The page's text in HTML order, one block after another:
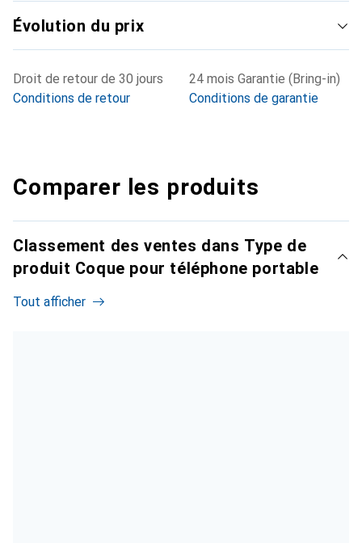
Évolution du prix
Droit de retour de 30 jours
Conditions de retour
24 mois Garantie (Bring-in)
Conditions de garantie
Comparer les produits
Classement des ventes dans Type de
produit Coque pour téléphone portable
Tout afficher